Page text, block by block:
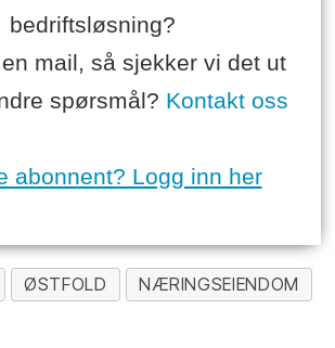
bedriftsløsning?
mail, så sjekker vi det ut
spørsmål? Kontakt oss
abonnent? Logg inn her
ØSTFOLD
NÆRINGSEIENDOM